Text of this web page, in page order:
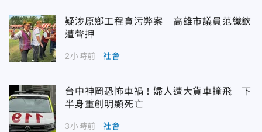
疑涉原鄉工程貪污弊案 高雄市議員范織欽
遭聲押
2小時前 社會
台中神岡恐怖車禍！婦人遭大貨車撞飛 下
半身重創明顯死亡
3小時前 社會